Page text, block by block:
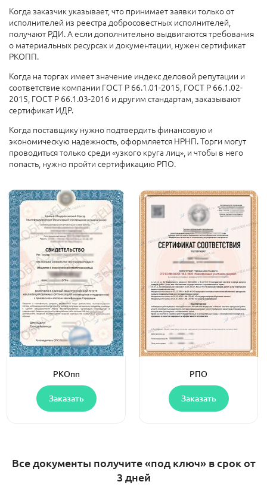
Когда заказчик указывает, что принимает заявки только от
исполнителей из реестра добросовестных исполнителей,
получают РДИ. А если дополнительно выдвигаются требования
о материальных ресурсах и документации, нужен сертификат
РКОПП.
Когда на торгах имеет значение индекс деловой репутации и
соответствие компании ГОСТ Р 66.1.01-2015, ГОСТ Р 66.1.02-
2015, ГОСТ Р 66.1.03-2016 и другим стандартам, заказывают
сертификат ИДР.
Когда поставщику нужно подтвердить финансовую и
экономическую надежность, оформляется НРНП. Торги могут
проводиться только среди «узкого круга лиц», и чтобы в него
попасть, нужно пройти сертификацию РПО.
РКОпп
Заказать
РПО
Заказать
Все документы получите «под ключ» в срок от
3 дней